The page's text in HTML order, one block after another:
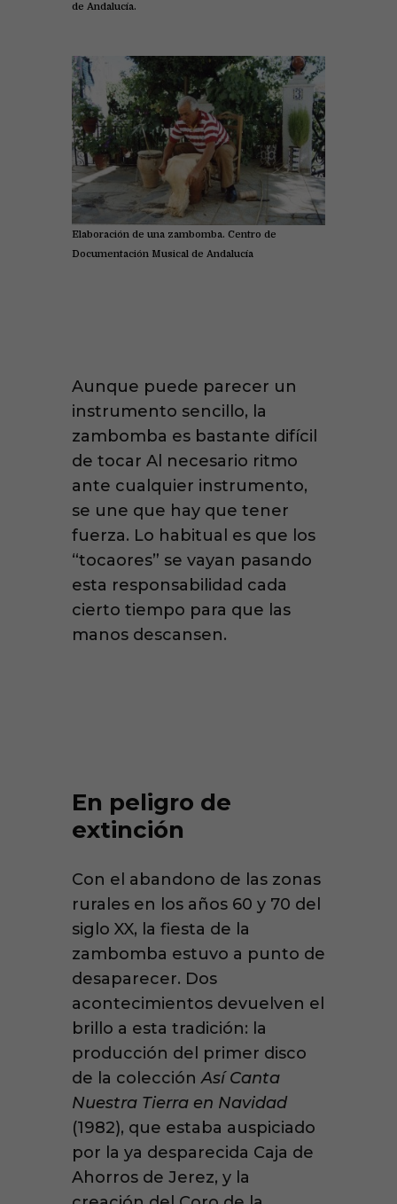
de Andalucía.
Elaboración de una zambomba. Centro de
Documentación Musical de Andalucía
Aunque puede parecer un
instrumento sencillo, la
zambomba es bastante difícil
de tocar Al necesario ritmo
ante cualquier instrumento,
se une que hay que tener
fuerza. Lo habitual es que los
“tocaores” se vayan pasando
esta responsabilidad cada
cierto tiempo para que las
manos descansen.
En peligro de
extinción
Con el abandono de las zonas
rurales en los años 60 y 70 del
siglo XX, la fiesta de la
zambomba estuvo a punto de
desaparecer. Dos
acontecimientos devuelven el
brillo a esta tradición: la
producción del primer disco
de la colecciónAsí Canta
Nuestra Tierra en Navidad
(1982), que estaba auspiciado
por la ya desparecida Caja de
Ahorros de Jerez, y la